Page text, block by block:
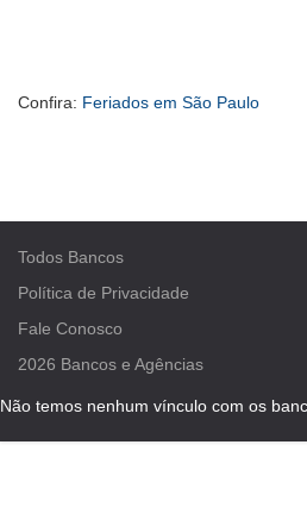
Confira: Feriados em São Paulo
Todos Bancos
Política de Privacidade
Fale Conosco
2026 Bancos e Agências
Não temos nenhum vínculo com os